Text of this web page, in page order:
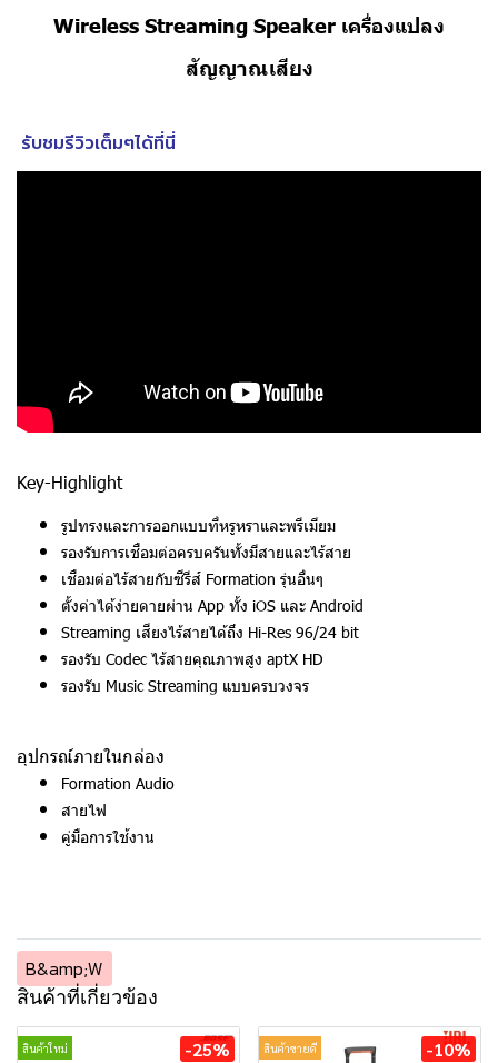
Wireless Streaming Speaker เครื่องแปลง
สัญญาณเสียง
รับชมรีวิวเต็มๆได้ที่นี่
Key-Highlight
รูปทรงและการออกแบบที่หรูหราและพรีเมียม
รองรับการเชื่อมต่อครบครันทั้งมีสายและไร้สาย
เชื่อมต่อไร้สายกับซีรีส์ Formation รุ่นอื่นๆ
ตั้งค่าได้ง่ายดายผ่าน App ทั้ง iOS และ Android
Streaming เสียงไร้สายได้ถึง Hi-Res 96/24 bit
รองรับ Codec ไร้สายคุณภาพสูง aptX HD
รองรับ Music Streaming แบบครบวงจร
อุปกรณ์ภายในกล่อง
Formation Audio
สายไฟ
คู่มือการใช้งาน
B&amp;W
สินค้าที่เกี่ยวข้อง
สินค้าใหม่ -25% สินค้าขายดี -10%